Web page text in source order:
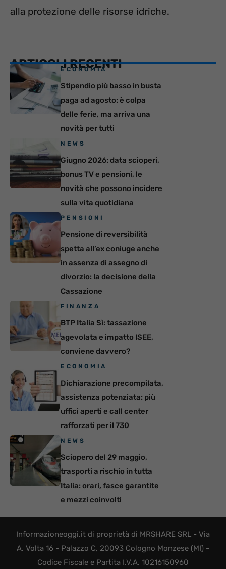
alla protezione delle risorse idriche.
ARTICOLI RECENTI
ECONOMIA
Stipendio più basso in busta
paga ad agosto: è colpa
delle ferie, ma arriva una
novità per tutti
NEWS
Giugno 2026: data scioperi,
bonus TV e pensioni, le
novità che possono incidere
sulla vita quotidiana
PENSIONI
Pensione di reversibilità
spetta all’ex coniuge anche
in assenza di assegno di
divorzio: la decisione della
Cassazione
FINANZA
BTP Italia Sì: tassazione
agevolata e impatto ISEE,
conviene davvero?
ECONOMIA
Dichiarazione precompilata,
assistenza potenziata: più
uffici aperti e call center
rafforzati per il 730
NEWS
Sciopero del 29 maggio,
trasporti a rischio in tutta
Italia: orari, fasce garantite
e mezzi coinvolti
Informazioneoggi.it di proprietà di MRSHARE SRL - Via
A. Volta 16 - Palazzo C, 20093 Cologno Monzese (MI) -
Codice Fiscale e Partita I.V.A. 10216150960